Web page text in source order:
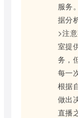
服务
据分
>注
室提
务，
每一
根据
做出
直播